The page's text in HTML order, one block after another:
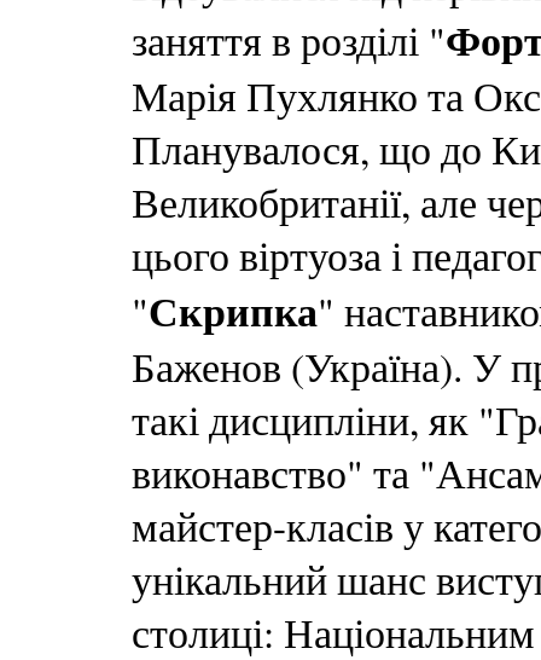
заняття в розділі "
Марія Пухлянко та
Планувалося, що до
Великобританії, але
цього віртуоза і
"Скрипка"
Баженов (Україна). У
такі дисципліни, як
виконавство" та
майстер-класів у
унікальний шанс
столиці: